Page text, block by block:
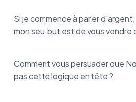
Si je commence à parler
mon seul but est de vous vendre
Comment vous persuader que
pas cette logique en tête ?